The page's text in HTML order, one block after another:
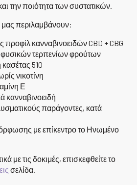
την ποιότητα των συστατικών.
περιλαμβάνουν:
κανναβινοειδών CBD + CBG
τερπενίων φρούτων
510
νικοτίνη
Ε
κανναβινοειδή
παράγοντες, κατά
με επίκεντρο το Ηνωμένο
με τις δοκιμές, επισκεφθείτε το
σελίδα.